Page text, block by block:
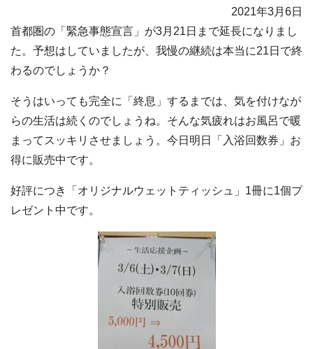
2021年3月6日
首都圏の「緊急事態宣言」が3月21日まで延長になりまし
た。予想はしていましたが、我慢の継続は本当に21日で終
わるのでしょうか？
そうはいっても完全に「終息」するまでは、気を付けなが
らの生活は続くのでしょうね。そんな気疲れはお風呂で暖
まってスッキリさせましょう。今日明日「入浴回数券」お
得に販売中です。
好評につき「オリジナルウェットティッシュ」1冊に1個プ
レゼント中です。